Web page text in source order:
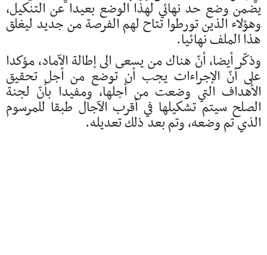
يضمن وضع حد نهائي لهذا الوضع بعيدا عن التنكيل،
وهؤلاء الذين تورطوا تتاح لهم الفرصة من جديد ليغلق
هذا الملف نهائيا.
وذكّر أيضا، أنّ هناك من يسعى الى إطالة الآماد، مؤكدا
على أنّ الإجراءات يجب أن توضع من أجل تحقيق
الأهداف التي وضعت من أجلها، ومفيدا بأنّ لجنة
الصلح سيتم تشكيلها في أقرب الآجال طبقا للمرسوم
الذي تم وضعه، وتم بعد ذلك تعديله.